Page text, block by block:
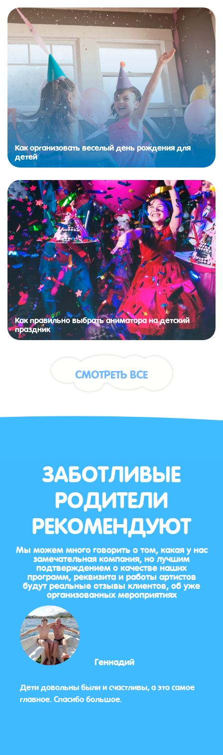
Как организовать веселый день рождения для
детей
Как правильно выбрать аниматора на детский
праздник
СМОТРЕТЬ ВСЕ
ЗАБОТЛИВЫЕ
РОДИТЕЛИ
РЕКОМЕНДУЮТ
Мы можем много говорить о том, какая у нас
замечательная компания, но лучшим
подтверждением о качестве наших
программ, реквизита и работы артистов
будут реальные отзывы клиентов, об уже
организованных мероприятиях
Геннадий
Дети довольны были и счастливы, а это самое
главное. Спасибо большое.